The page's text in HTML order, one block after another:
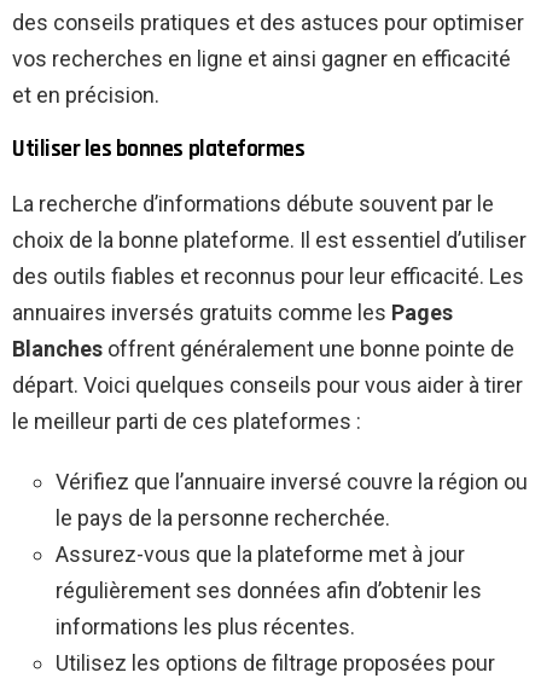
des conseils pratiques et des astuces pour optimiser
vos recherches en ligne et ainsi gagner en efficacité
et en précision.
Utiliser les bonnes plateformes
La recherche d’informations débute souvent par le
choix de la bonne plateforme. Il est essentiel d’utiliser
des outils fiables et reconnus pour leur efficacité. Les
annuaires inversés gratuits comme les Pages
Blanches offrent généralement une bonne pointe de
départ. Voici quelques conseils pour vous aider à tirer
le meilleur parti de ces plateformes :
Vérifiez que l’annuaire inversé couvre la région ou
le pays de la personne recherchée.
Assurez-vous que la plateforme met à jour
régulièrement ses données afin d’obtenir les
informations les plus récentes.
Utilisez les options de filtrage proposées pour